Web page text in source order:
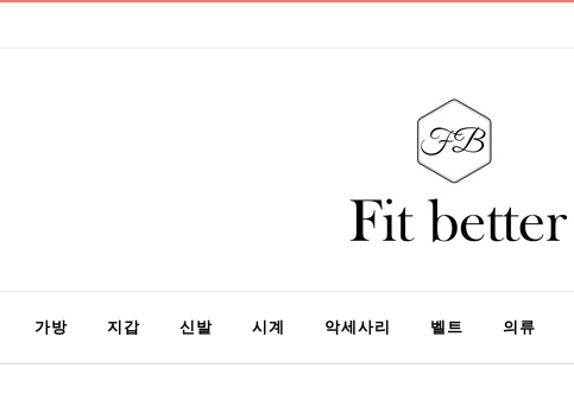
가방 지갑 신발 시계 악세사리 벨트 의류